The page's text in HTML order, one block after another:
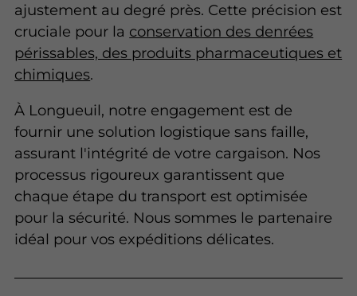
ajustement au degré près. Cette précision est
cruciale pour la conservation des denrées
périssables, des produits pharmaceutiques et
chimiques.
À Longueuil, notre engagement est de
fournir une solution logistique sans faille,
assurant l'intégrité de votre cargaison. Nos
processus rigoureux garantissent que
chaque étape du transport est optimisée
pour la sécurité. Nous sommes le partenaire
idéal pour vos expéditions délicates.